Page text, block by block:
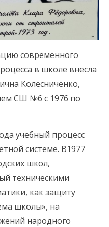
современного
в школе внесла
Колесниченко,
СШ №6 с 1976 по
учебный процесс
системе. В1977
школ,
техническими
как защиту
школы», на
народного